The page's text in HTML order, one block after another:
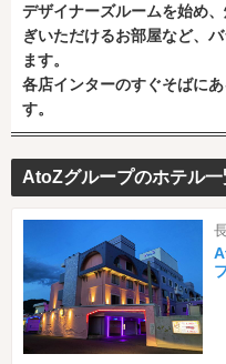
デザイナーズルームを始め
ぎいただけるお部屋など、
ます。
各店インターのすぐそばに
す。
AtoZグループのホテル一